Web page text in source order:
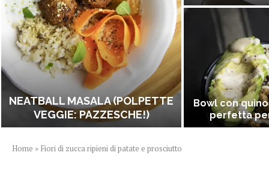
NEATBALL MASALA (POLPETTE
VEGGIE: PAZZESCHE!)
Bowl con
perfetta
Home » Fiori di zucca ripieni di patate e prosciutto